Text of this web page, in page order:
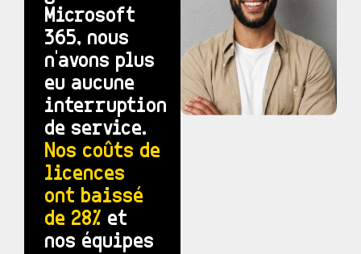
Microsoft
365, nous
n'avons plus
eu aucune
interruption
de service.
Nos coûts de
licences
ont baissé
de 28% et
nos équipes